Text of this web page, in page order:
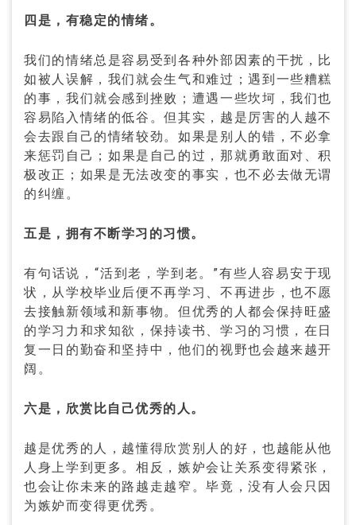
四是，有稳定的情绪。
我们的情绪总是容易受到各种外部因素的干扰，比
如被人误解，我们就会生气和难过；遇到一些糟糕
的事，我们就会感到挫败；遭遇一些坎坷，我们也
容易陷入情绪的低谷。但其实，越是厉害的人越不
会去跟自己的情绪较劲。如果是别人的错，不必拿
来惩罚自己；如果是自己的过，那就勇敢面对、积
极改正；如果是无法改变的事实，也不必去做无谓
的纠缠。
五是，拥有不断学习的习惯。
有句话说，“活到老，学到老。”有些人容易安于现
状，从学校毕业后便不再学习、不再进步，也不愿
去接触新领域和新事物。但优秀的人都会保持旺盛
的学习力和求知欲，保持读书、学习的习惯，在日
复一日的勤奋和坚持中，他们的视野也会越来越开
阔。
六是，欣赏比自己优秀的人。
越是优秀的人，越懂得欣赏别人的好，也越能从他
人身上学到更多。相反，嫉妒会让关系变得紧张，
也会让你未来的路越走越窄。毕竟，没有人会只因
为嫉妒而变得更优秀。